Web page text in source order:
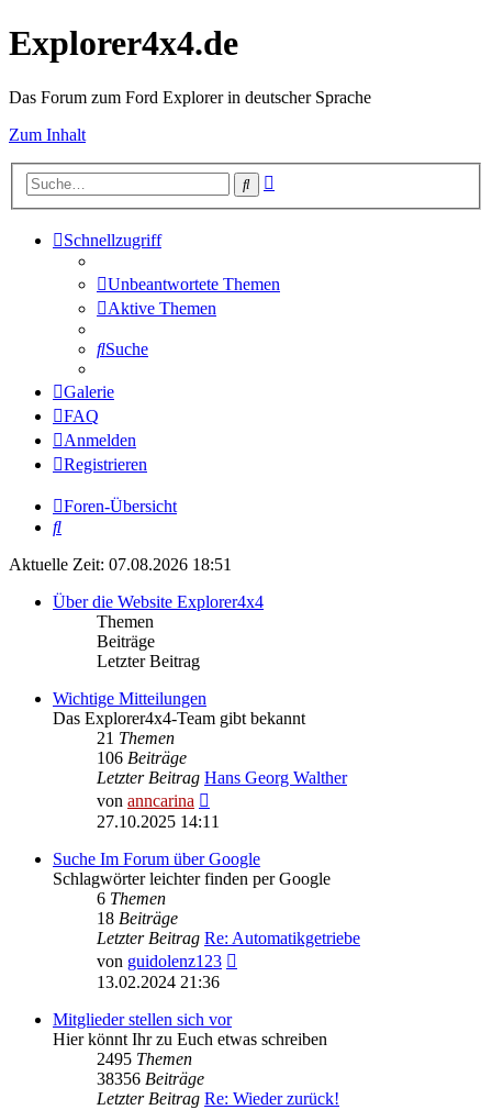
Explorer4x4.de
Das Forum zum Ford Explorer in deutscher Sprache
Zum Inhalt
Suche
Schnellzugriff
Unbeantwortete Themen
Aktive Themen
Suche
Galerie
FAQ
Anmelden
Registrieren
Foren-Übersicht
Suche
Aktuelle Zeit: 07.08.2026 18:51
Über die Website Explorer4x4
Themen
Beiträge
Letzter Beitrag
Wichtige Mitteilungen
Das Explorer4x4-Team gibt bekannt
21 Themen
106 Beiträge
Letzter Beitrag Hans Georg Walther
von anncarina
Beitrag
27.10.2025 14:11
Suche Im Forum über Google
Schlagwörter leichter finden per Google
6 Themen
18 Beiträge
Letzter Beitrag Re: Automatikgetriebe
von guidolenz123
13.02.2024 21:36
Mitglieder stellen sich vor
Hier könnt Ihr zu Euch etwas schreiben
2495 Themen
38356 Beiträge
Letzter Beitrag Re: Wieder zurück!